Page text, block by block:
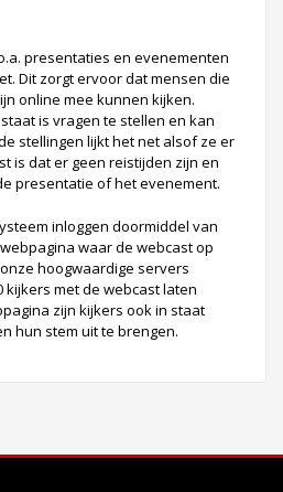
presentaties en evenementen
Dit zorgt ervoor dat mensen die
online mee kunnen kijken.
is vragen te stellen en kan
stellingen lijkt het net alsof ze er
is dat er geen reistijden zijn en
presentatie of het evenement.
inloggen doormiddel van
waar de webcast op
hoogwaardige servers
kijkers met de webcast laten
zijn kijkers ook in staat
hun stem uit te brengen.